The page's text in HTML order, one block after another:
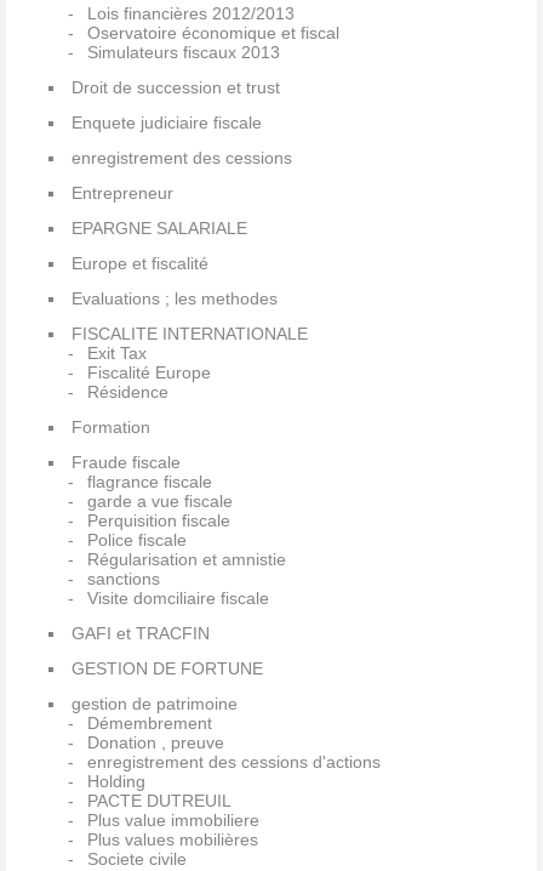
Lois financières 2012/2013
Oservatoire économique et fiscal
Simulateurs fiscaux 2013
Droit de succession et trust
Enquete judiciaire fiscale
enregistrement des cessions
Entrepreneur
EPARGNE SALARIALE
Europe et fiscalité
Evaluations ; les methodes
FISCALITE INTERNATIONALE
Exit Tax
Fiscalité Europe
Résidence
Formation
Fraude fiscale
flagrance fiscale
garde a vue fiscale
Perquisition fiscale
Police fiscale
Régularisation et amnistie
sanctions
Visite domciliaire fiscale
GAFI et TRACFIN
GESTION DE FORTUNE
gestion de patrimoine
Démembrement
Donation , preuve
enregistrement des cessions d'actions
Holding
PACTE DUTREUIL
Plus value immobiliere
Plus values mobilières
Societe civile